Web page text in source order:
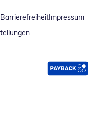
BarrierefreiheitImpressum